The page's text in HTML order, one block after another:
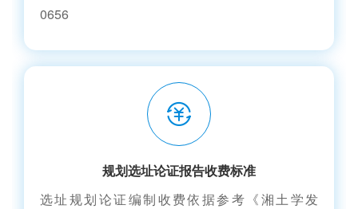
0656
规划选址论证报告收费标准
选址规划论证编制收费依据参考《湘土学发